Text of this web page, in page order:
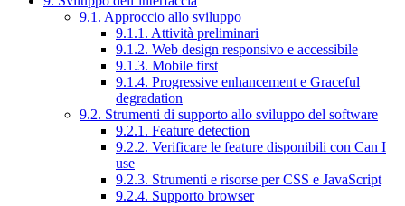
9.1. Approccio allo sviluppo
9.1.1. Attività preliminari
9.1.2. Web design responsivo e accessibile
9.1.3. Mobile first
9.1.4. Progressive enhancement e Graceful
degradation
9.2. Strumenti di supporto allo sviluppo del software
9.2.1. Feature detection
9.2.2. Verificare le feature disponibili con Can I
use
9.2.3. Strumenti e risorse per CSS e JavaScript
9.2.4. Supporto browser